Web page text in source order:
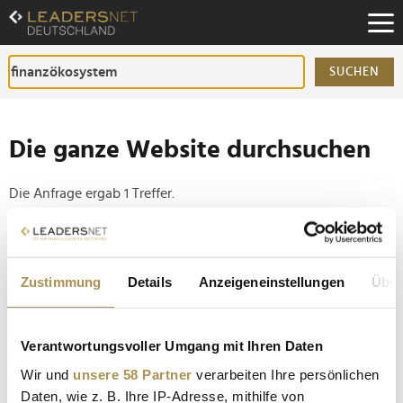
Zustimmung Details Anzeigeneinstellungen
Verantwortungsvoller Umgang mit Ihren Daten
Wir und unsere 58 Partner verarbeiten Ihre persönlichen
Daten, wie z. B. Ihre IP-Adresse, mithilfe von
Zum
Inhalt
Zur
Fußzeilen-
Navigation
SUCHEN
Die ganze Website durchsuchen
Die Anfrage ergab 1 Treffer.
Tipp
Seiten suchen, die genau diese Wortgruppe enthalten:
Klimawandel versucht wirtschaftliche Schäden in
Milliardenhöhe